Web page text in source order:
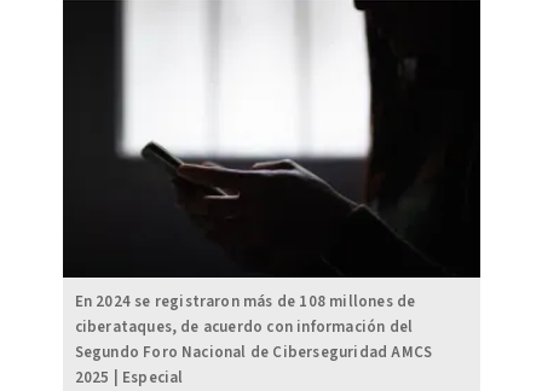
En 2024 se registraron más de 108 millones de
ciberataques, de acuerdo con información del
Segundo Foro Nacional de Ciberseguridad AMCS
2025 | Especial